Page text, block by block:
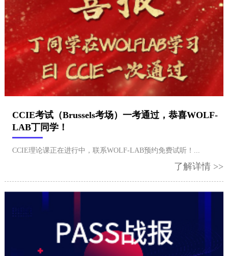
CCIE考试（Brussels考场）一考通过，恭喜WOLF-
LAB丁同学！
CCIE理论课正在进行中，联系WOLF-LAB预约免费试听！...
了解详情 >>